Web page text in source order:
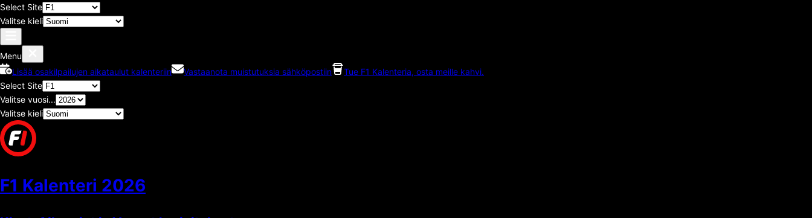
Select Site
Valitse kieli
Menu
Lisää osakilpailujen aikataulut kalenteriin
Vastaanota muistutuksia sähköpostiin
Tue F1 Kalenteria, osta meille kahvi.
Select Site
Valitse vuosi...
Valitse kieli
F1 Kalenteri 2026